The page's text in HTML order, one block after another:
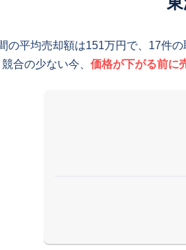
の平均売却額は151万円で、17件
競合の少ない今、 価格が下がる前に